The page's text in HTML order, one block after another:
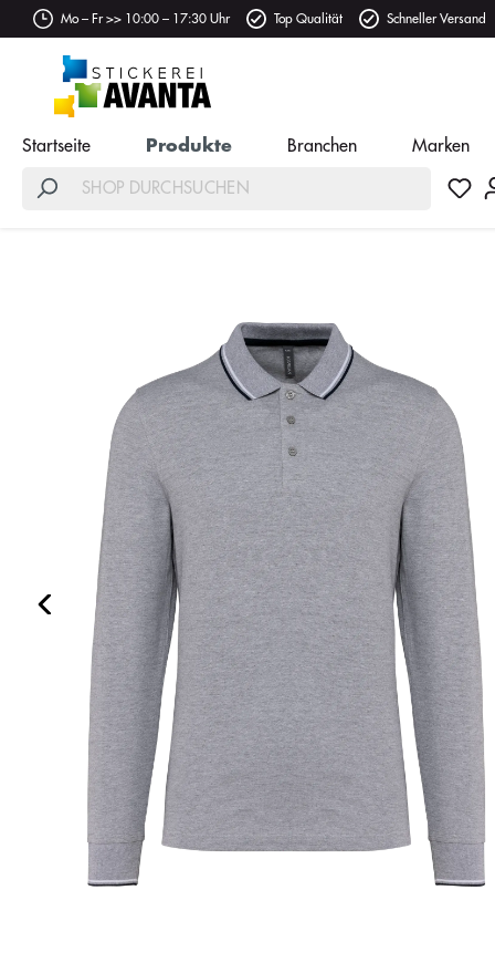
Mo – Fr >> 10:00 – 17:30 Uhr Top Qualität Schneller Versand
Startseite Produkte Branchen Marken